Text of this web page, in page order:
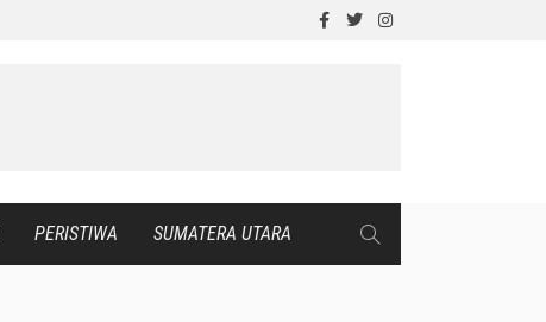
PERISTIWA SUMATERA UTARA